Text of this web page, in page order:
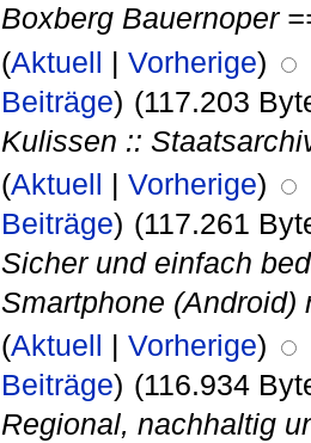
Boxberg Bauernoper
(Aktuell | Vorherige)
Beiträge) (117.203
Kulissen ::
(Aktuell | Vorherige)
Beiträge) (117.261
Sicher und einfach
Smartphone (Android)
(Aktuell | Vorherige)
Beiträge) (116.934
Regional, nachhaltig